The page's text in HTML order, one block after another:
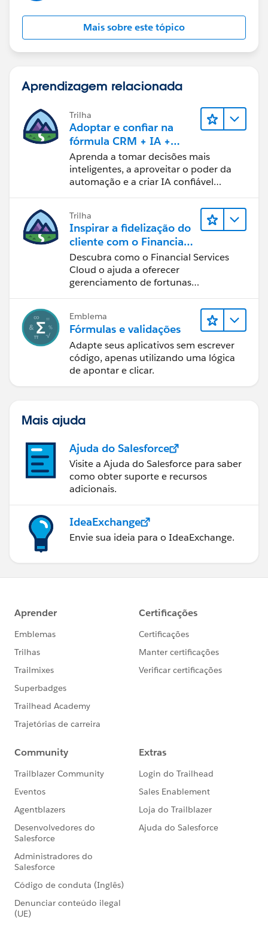
Mais sobre este tópico
Aprendizagem relacionada
Trilha
Adoptar e confiar na
fórmula CRM + IA +
dados
Aprenda a tomar decisões mais
inteligentes, a aproveitar o poder da
automação e a criar IA confiável
mais populares da Salesforce.
Trilha
Inspirar a fidelização do
cliente com o Financial
Services Cloud
Descubra como o Financial Services
Cloud o ajuda a oferecer
gerenciamento de fortunas
Emblema
Fórmulas e validações
Adapte seus aplicativos sem escrever
código, apenas utilizando uma lógica
de apontar e clicar.
Mais ajuda
Ajuda do Salesforce
Visite a Ajuda do Salesforce para saber
como obter suporte e recursos
adicionais.
IdeaExchange
Envie sua ideia para o IdeaExchange.